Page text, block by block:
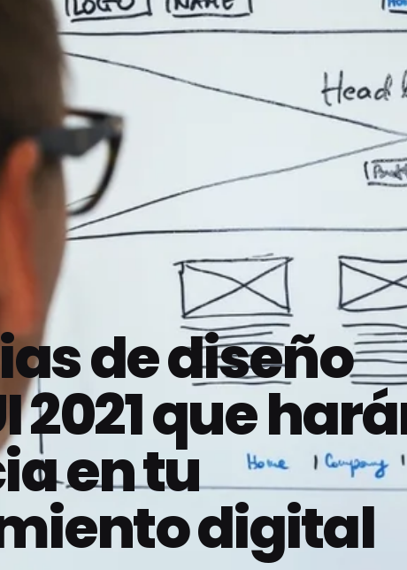
de diseño
2021 que
en tu
digital